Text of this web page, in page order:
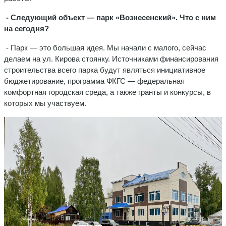
- Следующий объект — парк «Вознесенский». Что с ним
на сегодня?
- Парк — это большая идея. Мы начали с малого, сейчас
делаем на ул. Кирова стоянку. Источниками финансирования
строительства всего парка будут являться инициативное
бюджетирование, программа ФКГС — федеральная
комфортная городская среда, а также гранты и конкурсы, в
которых мы участвуем.